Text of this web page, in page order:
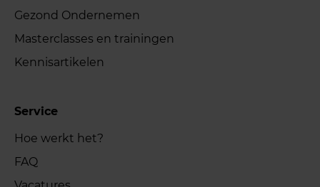
Gezond Ondernemen
Masterclasses en trainingen
Kennisartikelen
Service
Hoe werkt het?
FAQ